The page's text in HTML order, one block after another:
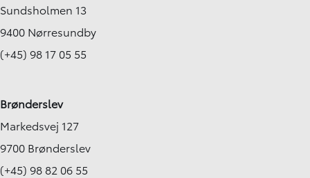
Sundsholmen 13
9400 Nørresundby
(+45) 98 17 05 55
Brønderslev
Markedsvej 127
9700 Brønderslev
(+45) 98 82 06 55